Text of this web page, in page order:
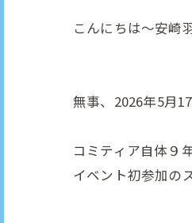
こんにちは～安崎
無事、2026年5月
コミティア自体９
イベント初参加の